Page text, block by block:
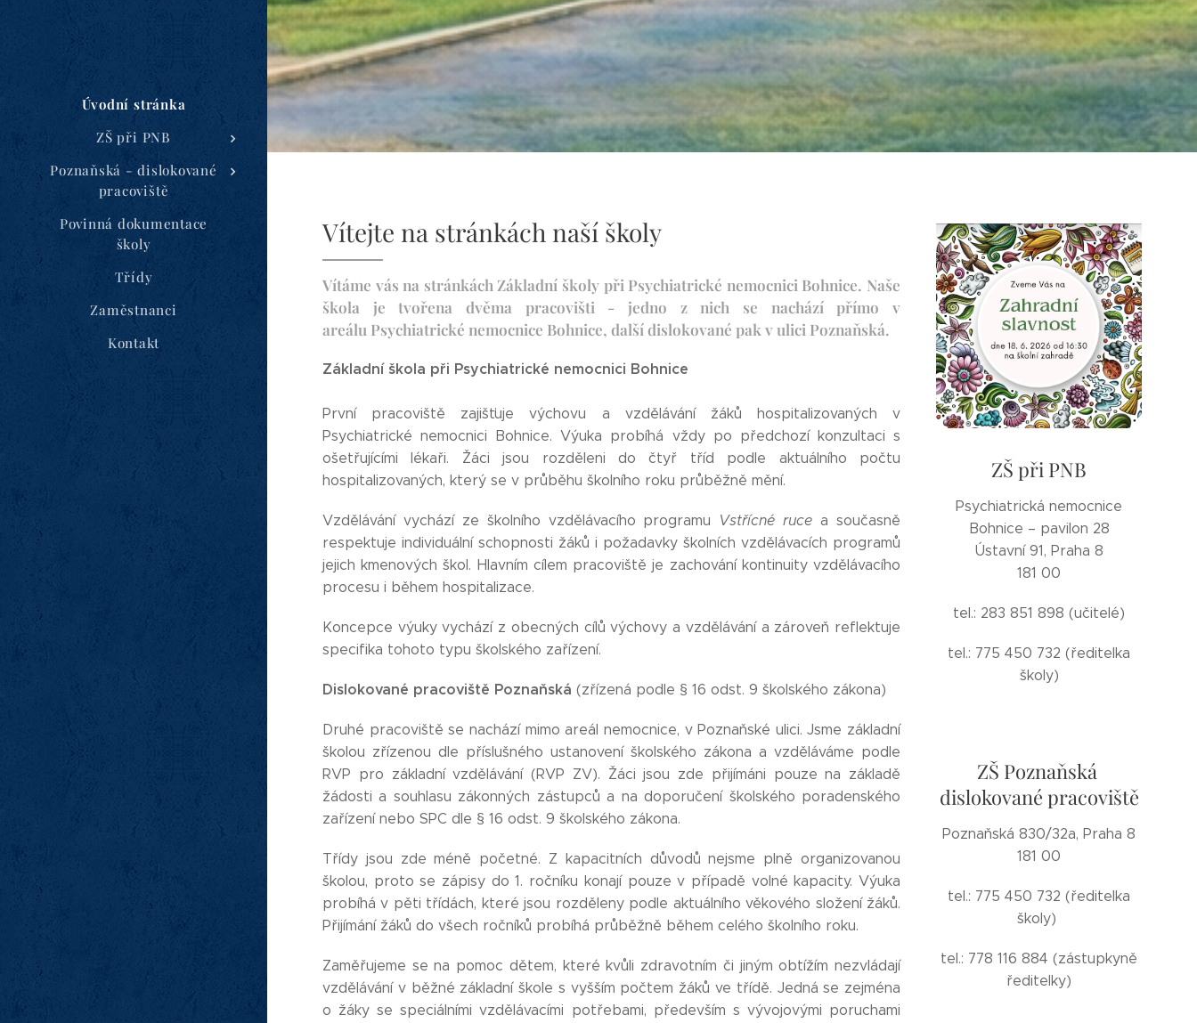
Úvodní stránka
ZŠ při PNB
Poznaňská - dislokované
pracoviště
Povinná dokumentace
školy
Třídy
Zaměstnanci
Kontakt
Vítejte na stránkách naší školy
Vítáme vás na stránkách Základní školy při Psychiatrické nemocnici Bohnice. Naše
škola je tvořena dvěma pracovišti - jedno z nich se nachází přímo v
areálu Psychiatrické nemocnice Bohnice, další dislokované pak v ulici Poznaňská.
Základní škola při Psychiatrické nemocnici Bohnice
První pracoviště zajišťuje výchovu a vzdělávání žáků hospitalizovaných v
Psychiatrické nemocnici Bohnice. Výuka probíhá vždy po předchozí konzultaci s
ošetřujícími lékaři. Žáci jsou rozděleni do čtyř tříd podle aktuálního počtu
hospitalizovaných, který se v průběhu školního roku průběžně mění.
Vzdělávání vychází ze školního vzdělávacího programu Vstřícné ruce a současně
respektuje individuální schopnosti žáků i požadavky školních vzdělávacích programů
jejich kmenových škol. Hlavním cílem pracoviště je zachování kontinuity vzdělávacího
procesu i během hospitalizace.
Koncepce výuky vychází z obecných cílů výchovy a vzdělávání a zároveň reflektuje
specifika tohoto typu školského zařízení.
Dislokované pracoviště Poznaňská (zřízená podle § 16 odst. 9 školského zákona)
Druhé pracoviště se nachází mimo areál nemocnice, v Poznaňské ulici. Jsme základní
školou zřízenou dle příslušného ustanovení školského zákona a vzděláváme podle
RVP pro základní vzdělávání (RVP ZV). Žáci jsou zde přijímáni pouze na základě
žádosti a souhlasu zákonných zástupců a na doporučení školského poradenského
zařízení nebo SPC dle § 16 odst. 9 školského zákona.
Třídy jsou zde méně početné. Z kapacitních důvodů nejsme plně organizovanou
školou, proto se zápisy do 1. ročníku konají pouze v případě volné kapacity. Výuka
probíhá v pěti třídách, které jsou rozděleny podle aktuálního věkového složení žáků.
Přijímání žáků do všech ročníků probíhá průběžně během celého školního roku.
Zaměřujeme se na pomoc dětem, které kvůli zdravotním či jiným obtížím nezvládají
vzdělávání v běžné základní škole s vyšším počtem žáků ve třídě. Jedná se zejména
o žáky se speciálními vzdělávacími potřebami, především s vývojovými poruchami
ZŠ při PNB
Psychiatrická nemocnice
Bohnice – pavilon 28
Ústavní 91, Praha 8
181 00
tel.: 283 851 898 (učitelé)
tel.: 775 450 732 (ředitelka
školy)
ZŠ Poznaňská
dislokované pracoviště
Poznaňská 830/32a, Praha 8
181 00
tel.: 775 450 732 (ředitelka
školy)
tel.: 778 116 884 (zástupkyně
ředitelky)